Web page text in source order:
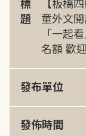
標
題
【板橋
童外文
「一起
名額 歡
發布單位
發佈時間